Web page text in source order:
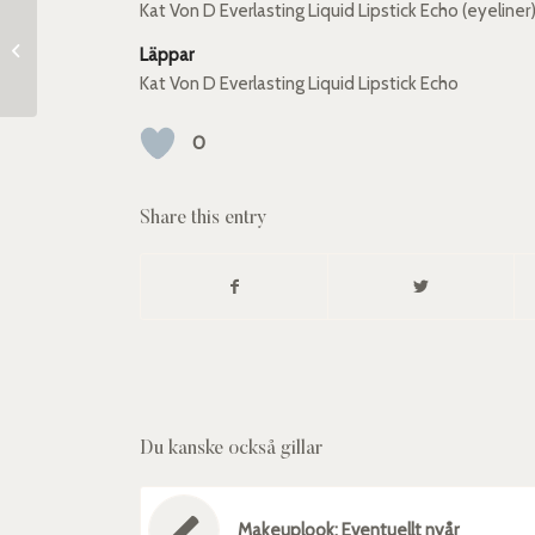
Kat Von D Everlasting Liquid Lipstick Echo
Läppar
Kat Von D Everlasting Liquid Lipstick Echo
0
Share this entry
Du kanske också gillar
Makeuplook: Eventuellt nyår
Hur får man långt hår?